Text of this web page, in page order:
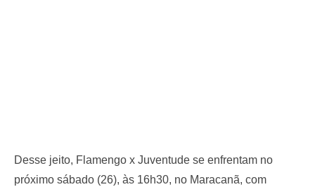
Desse jeito, Flamengo x Juventude se enfrentam no
próximo sábado (26), às 16h30, no Maracanã, com